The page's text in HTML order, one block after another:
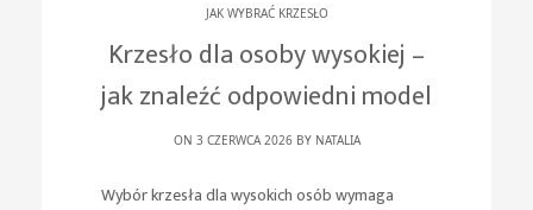
JAK WYBRAĆ KRZESŁO
Krzesło dla osoby wysokiej –
jak znaleźć odpowiedni model
ON 3 CZERWCA 2026 BY NATALIA
Wybór krzesła dla wysokich osób wymaga